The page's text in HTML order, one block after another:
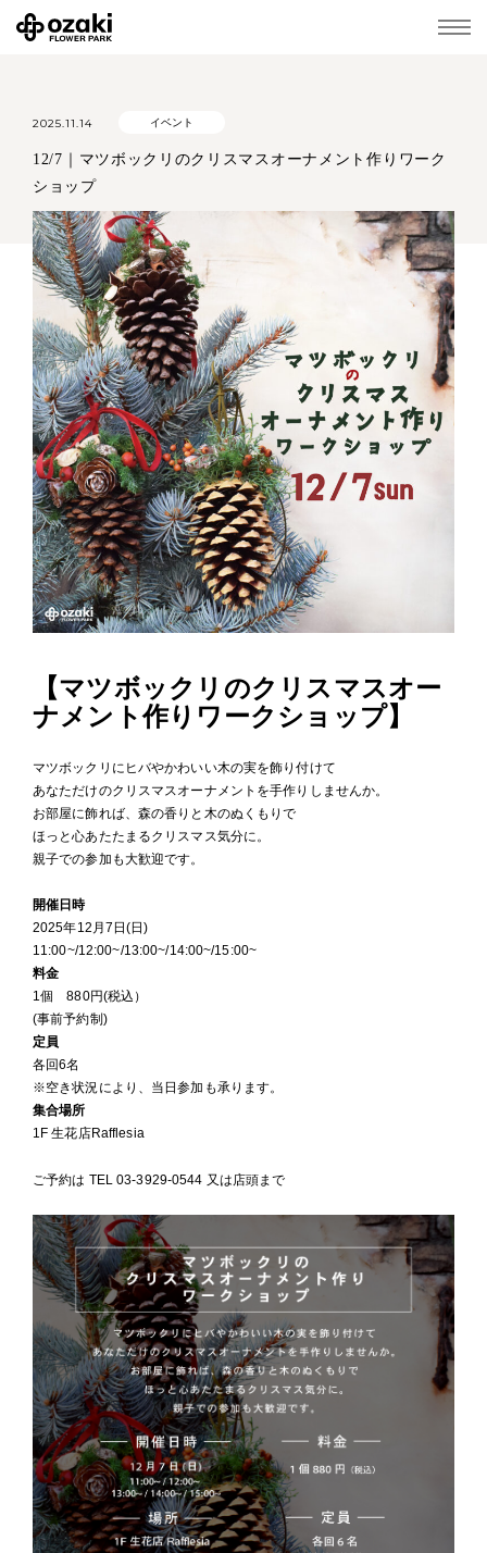
2025.11.14 イベント
12/7｜マツボックリのクリスマスオーナメント作りワーク
ショップ
【マツボックリのクリスマスオー
ナメント作りワークショップ】
マツボックリにヒバやかわいい木の実を飾り付けて
あなただけのクリスマスオーナメントを手作りしませんか。
お部屋に飾れば、森の香りと木のぬくもりで
ほっと心あたたまるクリスマス気分に。
親子での参加も大歓迎です。
開催日時
2025年12月7日(日)
11:00~/12:00~/13:00~/14:00~/15:00~
料金
1個 880円(税込）
(事前予約制)
定員
各回6名
※空き状況により、当日参加も承ります。
集合場所
1F 生花店Rafflesia
ご予約は TEL 03-3929-0544 又は店頭まで